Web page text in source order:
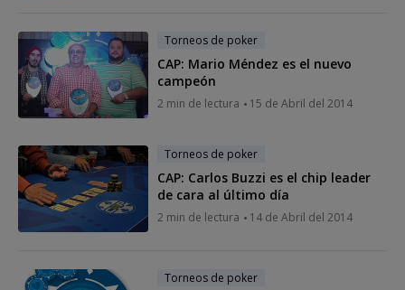
Torneos de poker
CAP: Mario Méndez es el nuevo
campeón
2 min de lectura 15 de Abril del 2014
Torneos de poker
CAP: Carlos Buzzi es el chip leader
de cara al último día
2 min de lectura 14 de Abril del 2014
Torneos de poker